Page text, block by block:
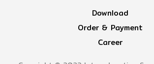
Download
Order & Payment
Career